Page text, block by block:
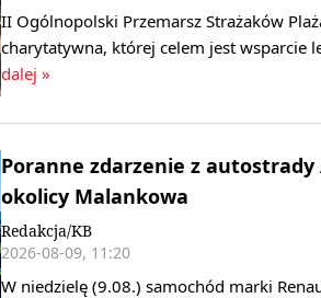
II Ogólnopolski Przemarsz Strażaków
charytatywna, której celem jest wsparcie
dalej »
Poranne zdarzenie z autostrady
okolicy Malankowa
Redakcja/KB
2026-08-09, 11:20
W niedzielę (9.08.) samochód marki